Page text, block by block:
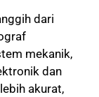
dari
mekanik,
dan
akurat,